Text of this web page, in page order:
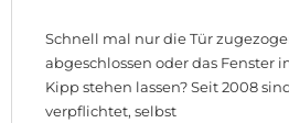
Schnell mal nur die Tür
abgeschlossen oder das Fenster
Kipp stehen lassen? Seit 2008
verpflichtet, selbst